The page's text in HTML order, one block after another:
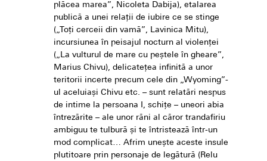
plăcea marea”, Nicoleta Dabija), etalarea
publică a unei relații de iubire ce se stinge
(„Toți cerceii din vamă”, Lavinica Mitu),
incursiunea în peisajul nocturn al violenței
(„La vulturul de mare cu peștele în gheare”,
Marius Chivu), delicatețea infinită a unor
teritorii incerte precum cele din „Wyoming”-
ul aceluiași Chivu etc. – sunt relatări nespus
de intime la persoana I, schițe – uneori abia
întrezărite – ale unor răni al căror trandafiriu
ambiguu te tulbură și te întristează într-un
mod complicat… Afrim unește aceste insule
plutitoare prin personaje de legătură (Relu